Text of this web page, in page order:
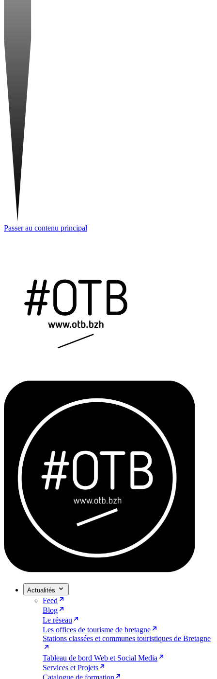
Passer au contenu principal
Actualités
Feed
Blog
Le réseau
Les offices de tourisme de bretagne
Stations classées et communes touristiques de Bretagne
Tableau de bord Web et Social Media
Services et Projets
Catalogue de formation